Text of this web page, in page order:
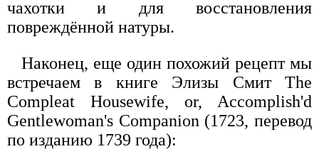
чахотки и для восстановления
повреждённой натуры.
Наконец, еще один похожий рецепт мы
встречаем в книге Элизы Смит The
Compleat Housewife, or, Accomplish'd
Gentlewoman's Companion (1723, перевод
по изданию 1739 года):